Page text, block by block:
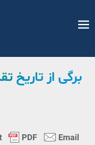
برگی از تاریخ